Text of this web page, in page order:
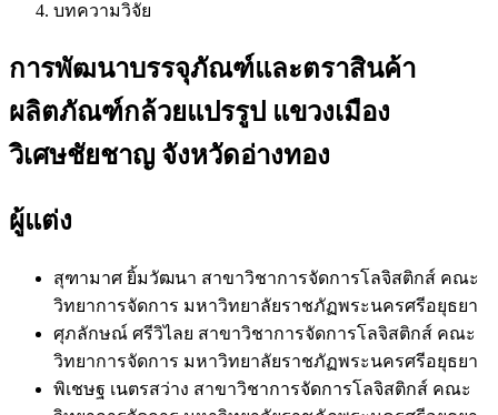
บทความวิจัย
การพัฒนาบรรจุภัณฑ์และตราสินค้า
ผลิตภัณฑ์กล้วยแปรรูป แขวงเมือง
วิเศษชัยชาญ จังหวัดอ่างทอง
ผู้แต่ง
สุฑามาศ ยิ้มวัฒนา สาขาวิชาการจัดการโลจิสติกส์ คณะ
วิทยาการจัดการ มหาวิทยาลัยราชภัฏพระนครศรีอยุธยา
ศุภลักษณ์ ศรีวิไลย สาขาวิชาการจัดการโลจิสติกส์ คณะ
วิทยาการจัดการ มหาวิทยาลัยราชภัฏพระนครศรีอยุธยา
พิเชษฐ เนตรสว่าง สาขาวิชาการจัดการโลจิสติกส์ คณะ